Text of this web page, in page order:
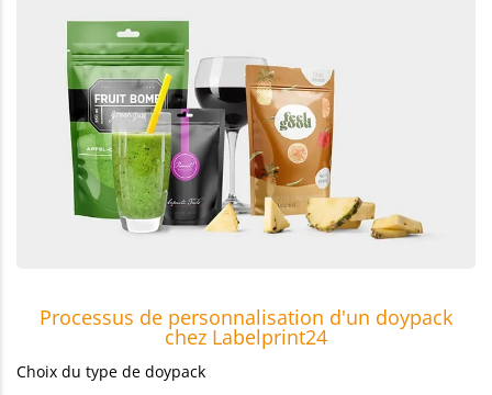
Processus de personnalisation d'un doypack
chez Labelprint24
Choix du type de doypack